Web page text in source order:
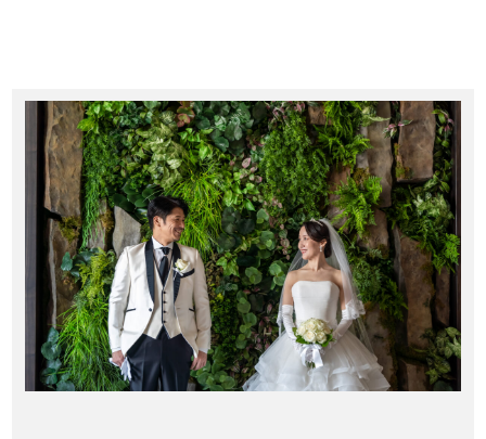
挙式
披露宴
7F リアトゥーナ
6F グラシエント
サポート
料理
衣裳
プラン
ウエディングレポート
新着情報
アクセス
ギャラリー
ゲストの皆さまへ
少人数結婚式のご案内
ご宴会・会議でのご利用
コマーシャル撮影施設貸しのご案内